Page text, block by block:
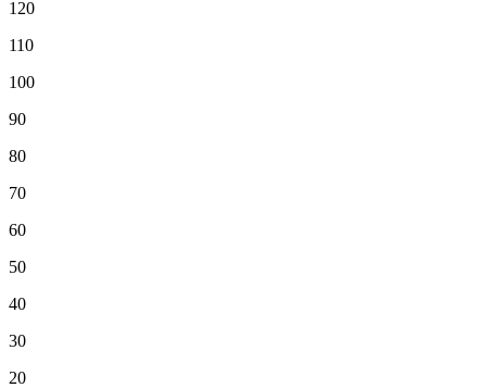
120
110
100
90
80
70
60
50
40
30
20